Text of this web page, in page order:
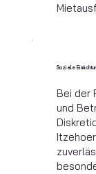
Soziale
Bei der
und